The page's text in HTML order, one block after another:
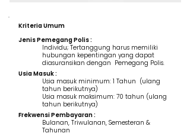
Kriteria Umum
Jenis Pemegang Polis :
Individu; Tertanggung harus memiliki
hubungan kepentingan yang dapat
diasuransikan dengan Pemegang Polis.
Usia Masuk :
Usia masuk minimum: 1 Tahun (ulang
tahun berikutnya)
Usia masuk maksimum: 70 tahun (ulang
tahun berikutnya)
Frekwensi Pembayaran :
Bulanan, Triwulanan, Semesteran &
Tahunan